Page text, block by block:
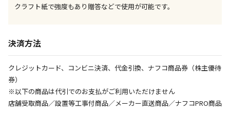
特定の店舗のみで受取ができる商品です（宅配便での
委託業者によりお届けする商品です
※ほか商品との同時購入はできません。お手数です
※支払い方法の代金引換は選択できません。
※電話注文はできません。
クラフト紙で強度もあり贈答などで使用が可能です。
決済方法
クレジットカード、コンビニ決済、代金引換、ナフコ商品券（株主優待
券）
※以下の商品は代引でのお支払がご利用いただけません
店舗受取商品／設置等工事付商品／メーカー直送商品／ナフコPRO商品